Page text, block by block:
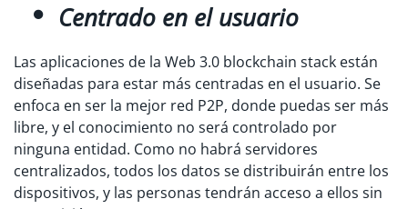
Centrado en el usuario
Las aplicaciones de la Web 3.0 blockchain stack están
diseñadas para estar más centradas en el usuario. Se
enfoca en ser la mejor red P2P, donde puedas ser más
libre, y el conocimiento no será controlado por
ninguna entidad. Como no habrá servidores
centralizados, todos los datos se distribuirán entre los
dispositivos, y las personas tendrán acceso a ellos sin